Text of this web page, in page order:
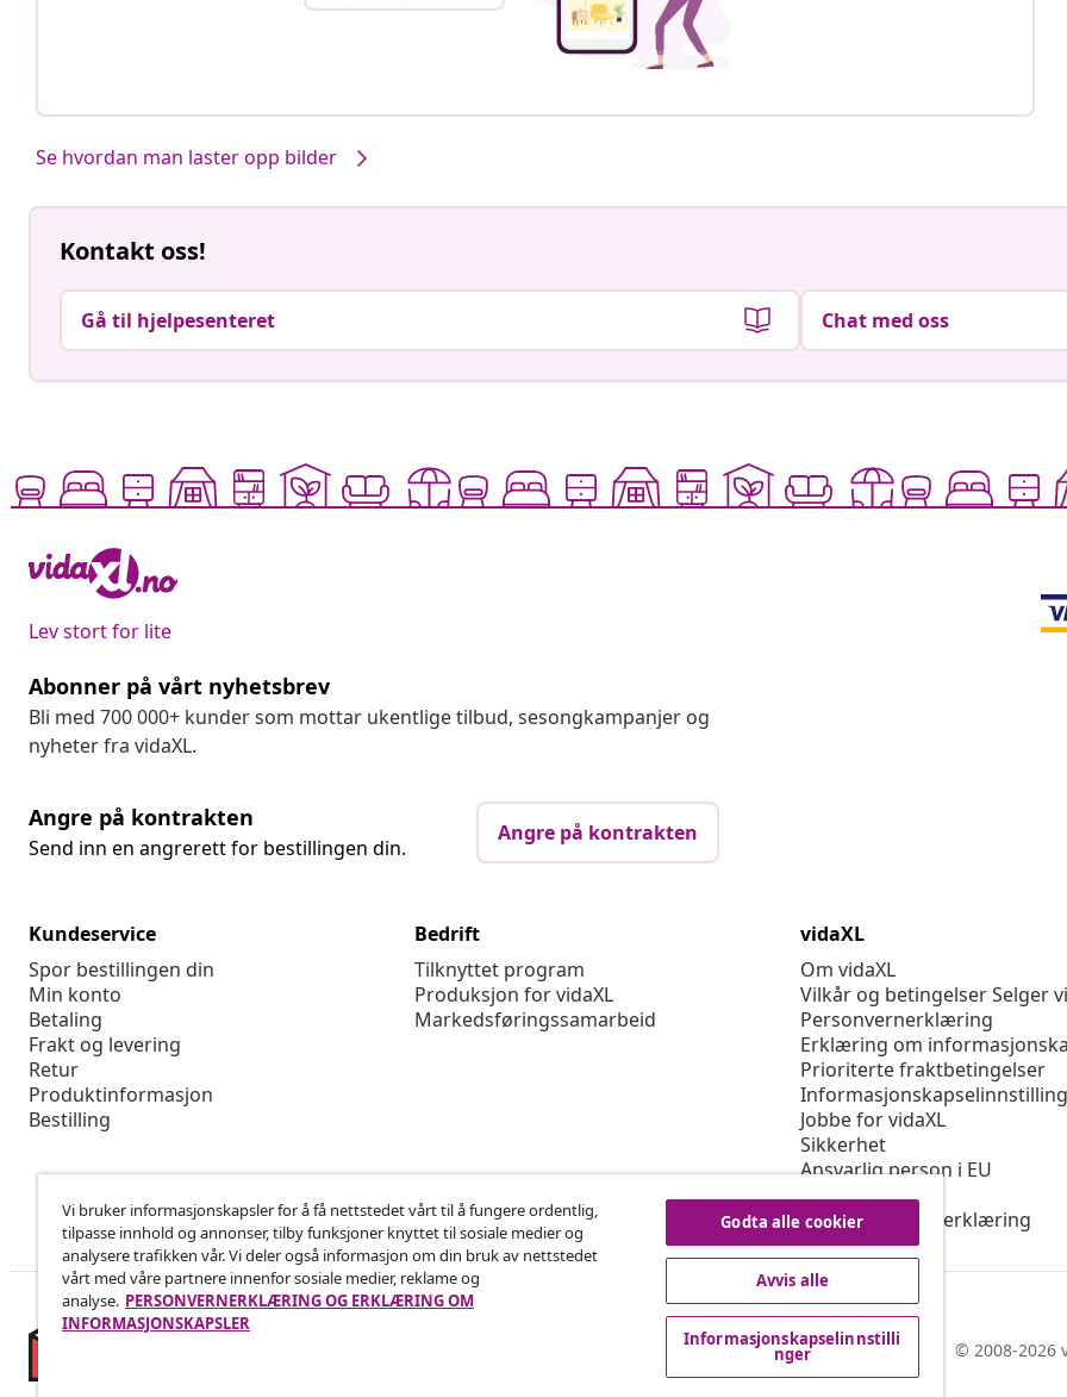
Se hvordan man laster opp bilder
Kontakt oss!
Gå til hjelpesenteret Chat med oss
Lev stort for lite
Abonner på vårt nyhetsbrev
Bli med 700 000+ kunder som mottar ukentlige tilbud, sesongkampanjer og
nyheter fra vidaXL.
Angre på kontrakten
Send inn en angrerett for bestillingen din.
Angre på kontrakten
Kundeservice
Spor bestillingen din
Min konto
Betaling
Frakt og levering
Retur
Produktinformasjon
Bestilling
Bedrift
Tilknyttet program
Produksjon for vidaXL
Markedsføringssamarbeid
vidaXL
Om vidaXL
Vilkår og betingelser Selger
Personvernerklæring
Erklæring om
Prioriterte fraktbetingelser
Jobbe for vidaXL
Sikkerhet
Ansvarlig person i EU
Politikken EPR
Tilgjengelighetserklæring
© 2008-2026
Vi bruker informasjonskapsler for å få nettstedet vårt til å fungere ordentlig,
tilpasse innhold og annonser, tilby funksjoner knyttet til sosiale medier og
analysere trafikken vår. Vi deler også informasjon om din bruk av nettstedet
vårt med våre partnere innenfor sosiale medier, reklame og
analyse. PERSONVERNERKLÆRING OG ERKLÆRING OM
INFORMASJONSKAPSLER
Godta alle cookier
Avvis alle
Informasjonskapselinnstilli
nger